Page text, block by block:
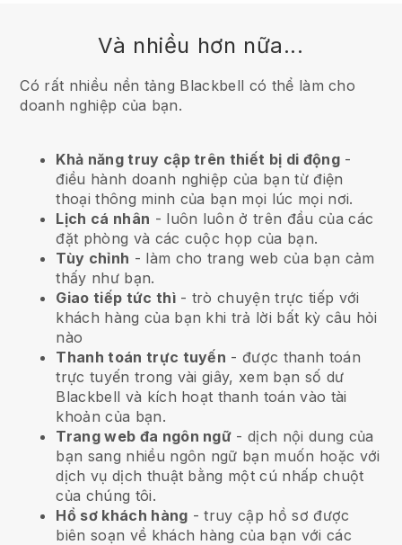
Và nhiều hơn nữa...
Có rất nhiều nền tảng Blackbell có thể làm cho
doanh nghiệp của bạn.
Khả năng truy cập trên thiết bị di động-
điều hành doanh nghiệp của bạn từ điện
thoại thông minh của bạn mọi lúc mọi nơi.
Lịch cá nhân - luôn luôn ở trên đầu của các
đặt phòng và các cuộc họp của bạn.
Tùy chỉnh - làm cho trang web của bạn cảm
thấy như bạn.
Giao tiếp tức thì- trò chuyện trực tiếp với
khách hàng của bạn khi trả lời bất kỳ câu hỏi
nào
Thanh toán trực tuyến - được thanh toán
trực tuyến trong vài giây, xem bạn số dư
Blackbell và kích hoạt thanh toán vào tài
khoản của bạn.
Trang web đa ngôn ngữ - dịch nội dung của
bạn sang nhiều ngôn ngữ bạn muốn hoặc với
dịch vụ dịch thuật bằng một cú nhấp chuột
của chúng tôi.
Hồ sơ khách hàng - truy cập hồ sơ được
biên soạn về khách hàng của bạn với các